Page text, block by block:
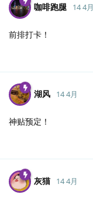
咖啡跑腿 14 4月
前排打卡！
湖风 14 4月
神贴预定！
灰猫 14 4月